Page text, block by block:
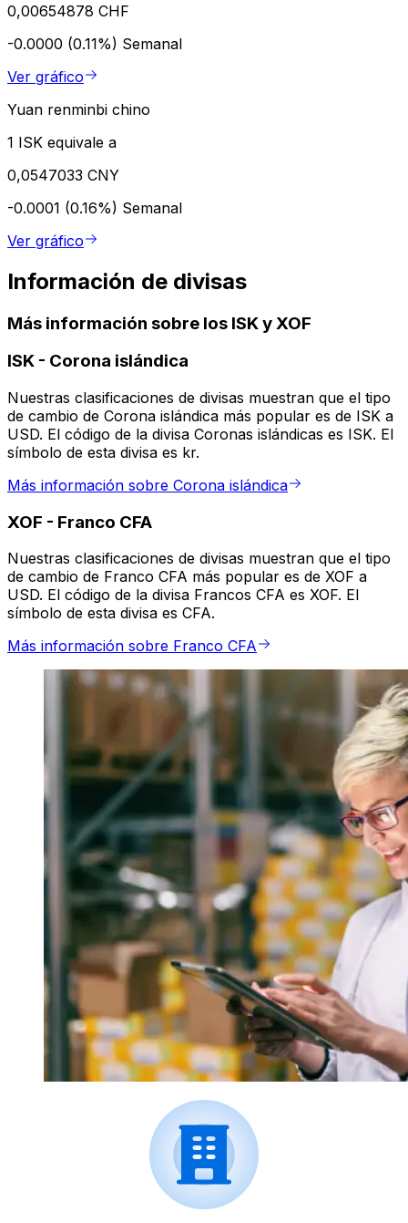
0,00654878 CHF
-0.0000 (0.11%) Semanal
Ver gráfico
Yuan renminbi chino
1 ISK equivale a
0,0547033 CNY
-0.0001 (0.16%) Semanal
Ver gráfico
Información de divisas
Más información sobre los ISK y XOF
ISK - Corona islándica
Nuestras clasificaciones de divisas muestran que el tipo
de cambio de Corona islándica más popular es de ISK a
USD. El código de la divisa Coronas islándicas es ISK. El
símbolo de esta divisa es kr.
Más información sobre Corona islándica
XOF - Franco CFA
Nuestras clasificaciones de divisas muestran que el tipo
de cambio de Franco CFA más popular es de XOF a
USD. El código de la divisa Francos CFA es XOF. El
símbolo de esta divisa es CFA.
Más información sobre Franco CFA